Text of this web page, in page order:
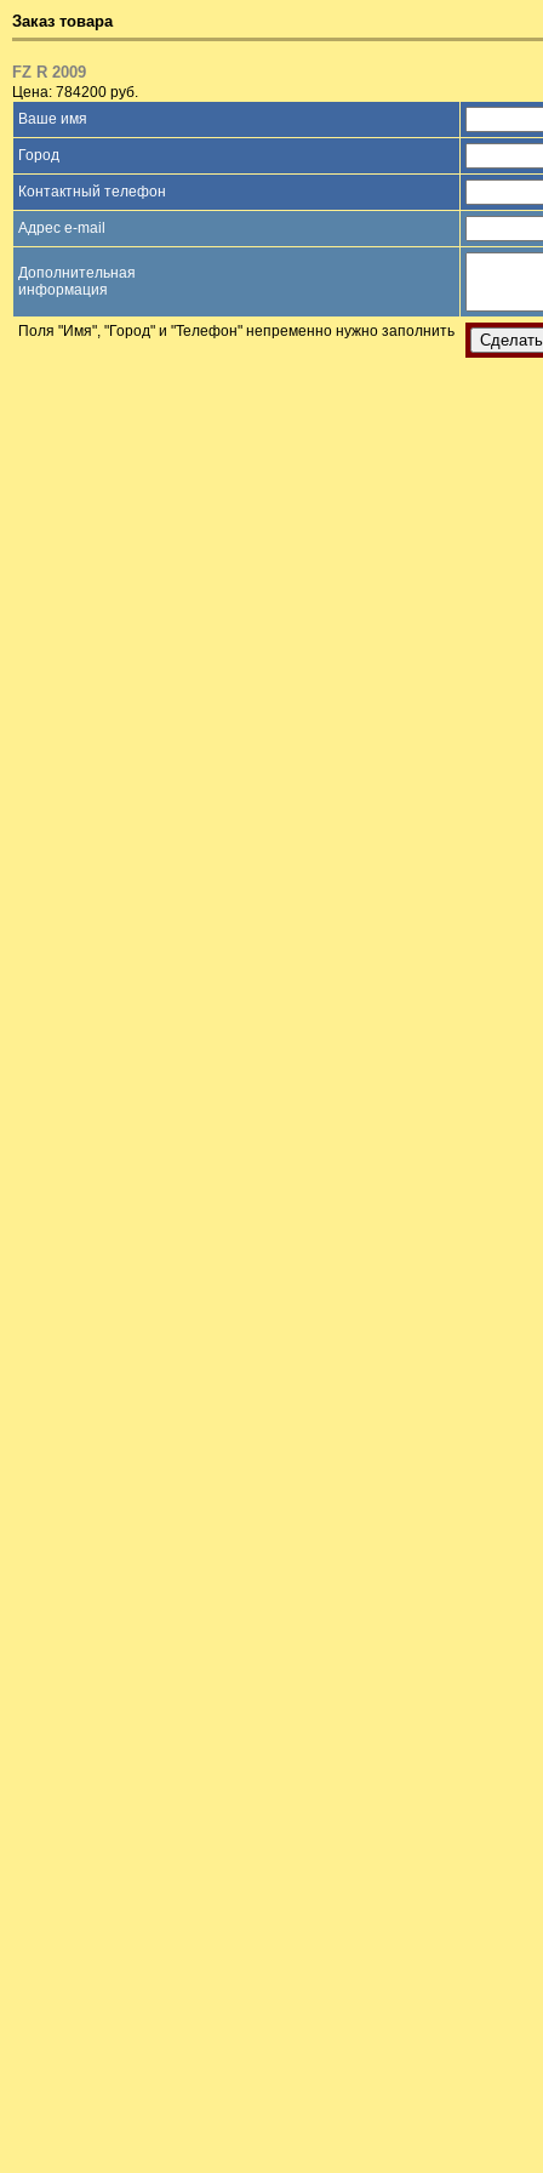
Заказ товара
FZ R 2009
Цена: 784200 руб.
Ваше имя
Город
Контактный телефон
Адрес e-mail
Дополнительная
информация
Поля "Имя", "Город" и "Телефон" непременно нужно заполнить